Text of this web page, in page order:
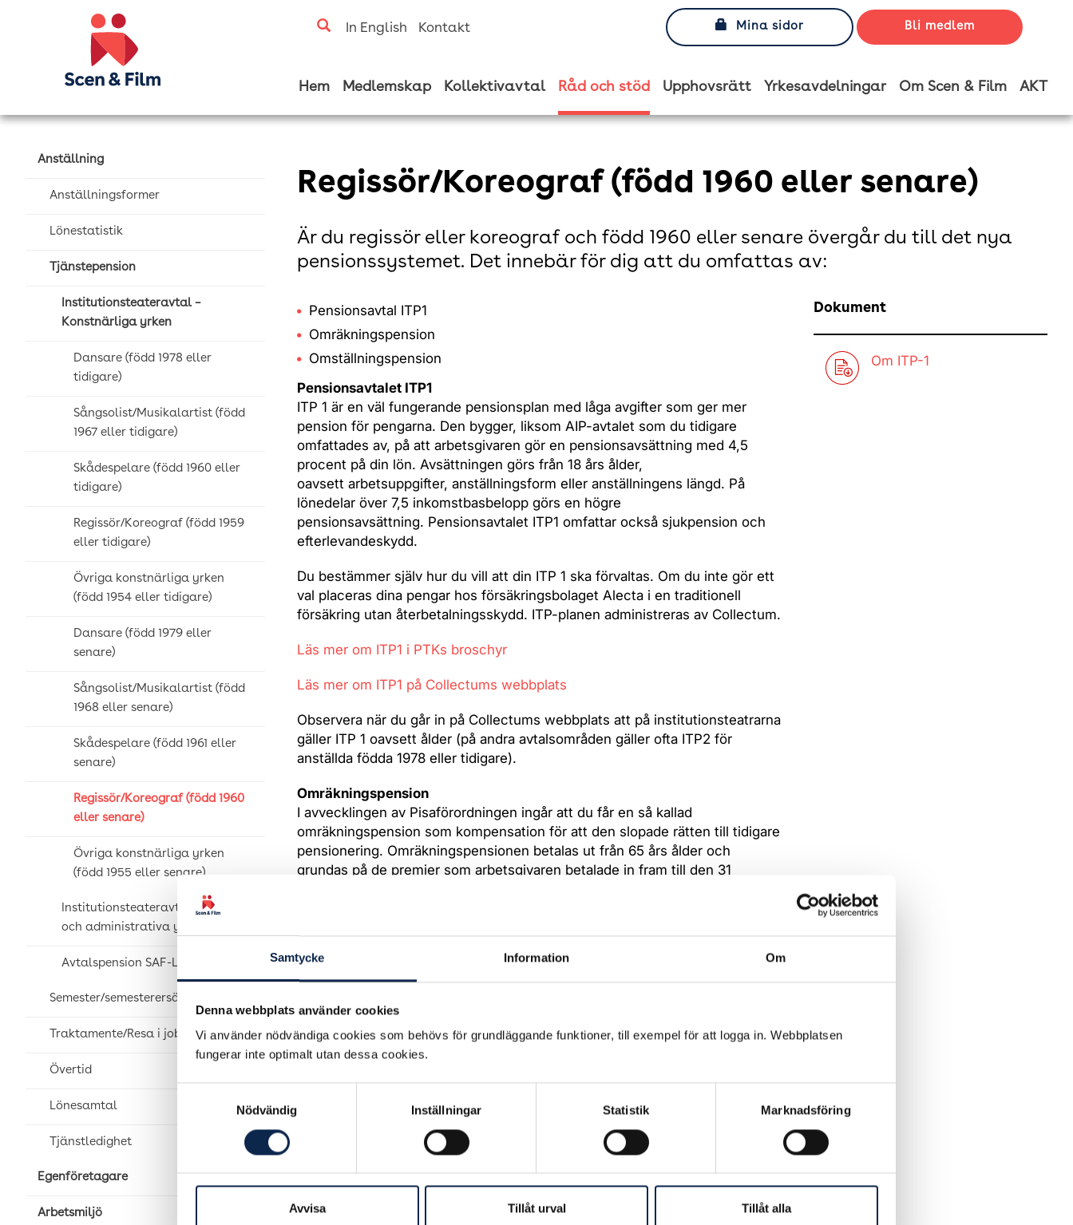
Samtycke Information Om
Denna webbplats använder cookies
Vi använder nödvändiga cookies som behövs för grundläggande funktioner, till exempel för att logga in. Webbplatsen
fungerar inte optimalt utan dessa cookies.
Nödvändig
Inställningar Statistik Marknadsföring
Avvisa Tillåt urval Tillåt alla
In English Kontakt Mina sidor Bli medlem
Hem Medlemskap Kollektivavtal Råd och stöd Upphovsrätt Yrkesavdelningar Om Scen & Film AKT
Anställning
Anställningsformer
Lönestatistik
Tjänstepension
Institutionsteateravtal –
Konstnärliga yrken
Dansare (född 1978 eller
tidigare)
Sångsolist/Musikalartist (född
1967 eller tidigare)
Skådespelare (född 1960 eller
tidigare)
Regissör/Koreograf (född 1959
eller tidigare)
Övriga konstnärliga yrken
(född 1954 eller tidigare)
Dansare (född 1979 eller
senare)
Sångsolist/Musikalartist (född
1968 eller senare)
Skådespelare (född 1961 eller
senare)
Regissör/Koreograf (född 1960
eller senare)
Övriga konstnärliga yrken
(född 1955 eller senare)
Institutionsteateravtal – Tekniska
och administrativa yrken
Avtalspension SAF-LO
Semester/semesterersättning
Traktamente/Resa i jobbet
Övertid
Lönesamtal
Tjänstledighet
Egenföretagare
Arbetsmiljö
Regissör/Koreograf (född 1960 eller senare)
Är du regissör eller koreograf och född 1960 eller senare övergår du till det nya
pensionssystemet. Det innebär för dig att du omfattas av:
Pensionsavtal ITP1
Omräkningspension
Omställningspension
Pensionsavtalet ITP1
ITP 1 är en väl fungerande pensionsplan med låga avgifter som ger mer
pension för pengarna. Den bygger, liksom AIP-avtalet som du tidigare
omfattades av, på att arbetsgivaren gör en pensionsavsättning med 4,5
procent på din lön. Avsättningen görs från 18 års ålder,
oavsett arbetsuppgifter, anställningsform eller anställningens längd. På
lönedelar över 7,5 inkomstbasbelopp görs en högre
pensionsavsättning. Pensionsavtalet ITP1 omfattar också sjukpension och
efterlevandeskydd.
Du bestämmer själv hur du vill att din ITP 1 ska förvaltas. Om du inte gör ett
val placeras dina pengar hos försäkringsbolaget Alecta i en traditionell
försäkring utan återbetalningsskydd. ITP-planen administreras av Collectum.
Läs mer om ITP1 i PTKs broschyr
Läs mer om ITP1 på Collectums webbplats
Observera när du går in på Collectums webbplats att på institutionsteatrarna
gäller ITP 1 oavsett ålder (på andra avtalsområden gäller ofta ITP2 för
anställda födda 1978 eller tidigare).
Omräkningspension
I avvecklingen av Pisaförordningen ingår att du får en så kallad
omräkningspension som kompensation för att den slopade rätten till tidigare
pensionering. Omräkningspensionen betalas ut från 65 års ålder och
grundas på de premier som arbetsgivaren betalade in fram till den 31
Omställningspension
Du får en extra pensionsavsättning med 2 procent fram till 60 års ålder.
genom tidigare pensionering. Arbetsgivaren betalar in denna extra
pensionsavsättning tillsammans med ITP1-premien. Det innebär en total
pensionsavsättning på 6,5 procent av din lön.
Dokument
Om ITP-1